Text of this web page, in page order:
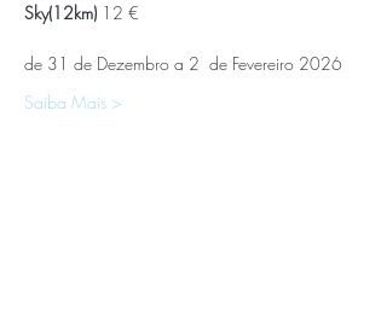
Sky(12km) 12 €
de 31 de Dezembro a 2  de Fevereiro 2026
Saiba Mais >